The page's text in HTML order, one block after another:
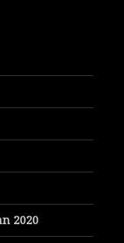
2020